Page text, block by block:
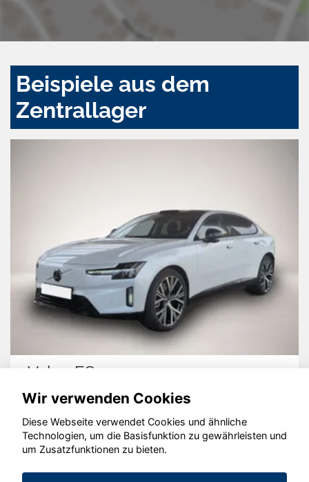
Beispiele aus dem
Zentrallager
Volvo ES90
© konjunkturmotor.de GmbH 2020 - 2026
Wir verwenden Cookies
Diese Webseite verwendet Cookies und ähnliche
Technologien, um die Basisfunktion zu gewährleisten und
um Zusatzfunktionen zu bieten.